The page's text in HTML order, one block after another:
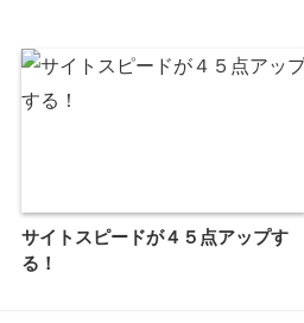
サイトスピードが４５点アップす
る！